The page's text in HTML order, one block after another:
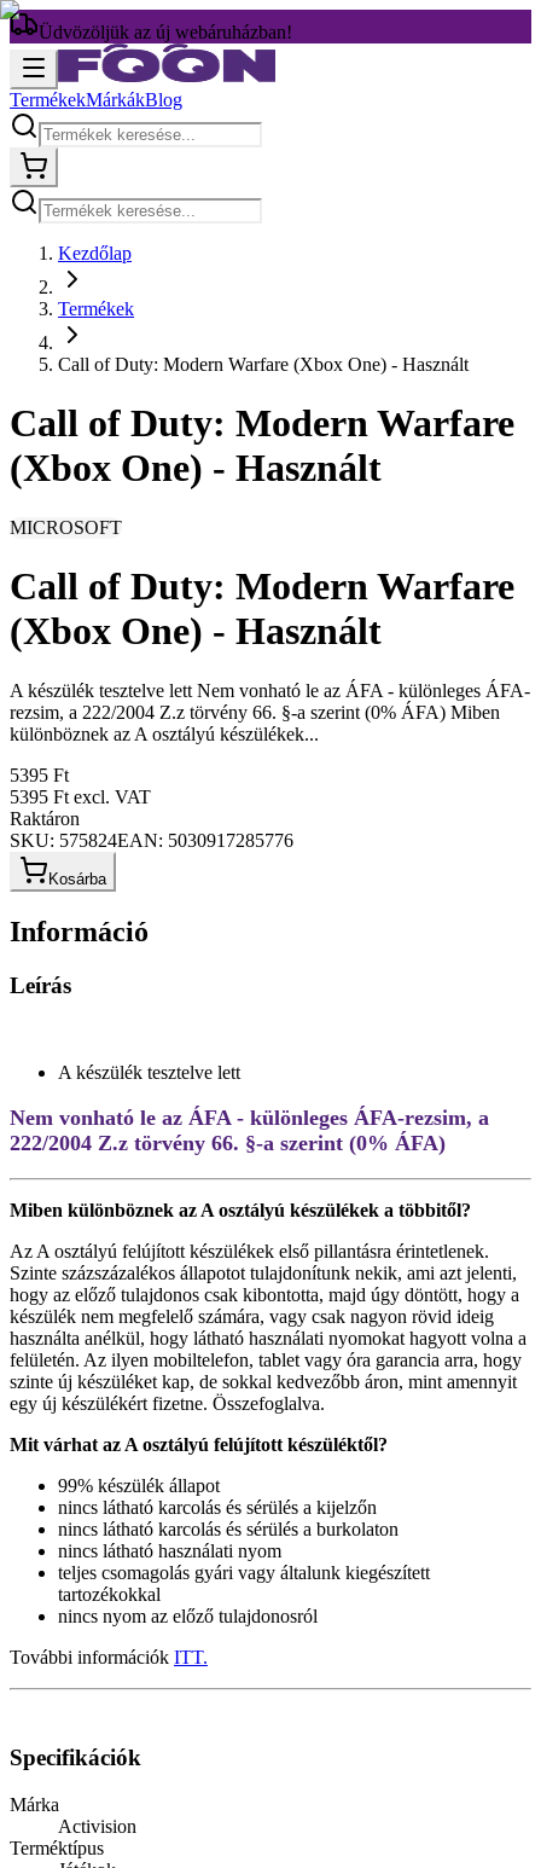
Üdvözöljük az új webáruházban!
TermékekMárkákBlog
Kezdőlap
Termékek
Call of Duty: Modern Warfare (Xbox One) - Használt
Call of Duty: Modern Warfare
(Xbox One) - Használt
MICROSOFT
Call of Duty: Modern Warfare
(Xbox One) - Használt
A készülék tesztelve lett Nem vonható le az ÁFA - különleges ÁFA-
rezsim, a 222/2004 Z.z törvény 66. §-a szerint (0% ÁFA) Miben
különböznek az A osztályú készülékek...
5395 Ft
5395 Ft excl. VAT
Raktáron
SKU: 575824EAN: 5030917285776
Kosárba
Információ
Leírás
A készülék tesztelve lett
Nem vonható le az ÁFA - különleges ÁFA-rezsim, a
222/2004 Z.z törvény 66. §-a szerint (0% ÁFA)
Miben különböznek az A osztályú készülékek a többitől?
Az A osztályú felújított készülékek első pillantásra érintetlenek.
Szinte százszázalékos állapotot tulajdonítunk nekik, ami azt jelenti,
hogy az előző tulajdonos csak kibontotta, majd úgy döntött, hogy a
készülék nem megfelelő számára, vagy csak nagyon rövid ideig
használta anélkül, hogy látható használati nyomokat hagyott volna a
felületén. Az ilyen mobiltelefon, tablet vagy óra garancia arra, hogy
szinte új készüléket kap, de sokkal kedvezőbb áron, mint amennyit
egy új készülékért fizetne. Összefoglalva.
Mit várhat az A osztályú felújított készüléktől?
99% készülék állapot
nincs látható karcolás és sérülés a kijelzőn
nincs látható karcolás és sérülés a burkolaton
nincs látható használati nyom
teljes csomagolás gyári vagy általunk kiegészített
tartozékokkal
nincs nyom az előző tulajdonosról
További információk ITT.
Specifikációk
Márka
Activision
Terméktípus